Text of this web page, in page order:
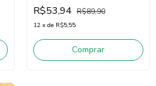
(Rosa)
R$53,94 R$89,90
12 x de R$5,55
Comprar